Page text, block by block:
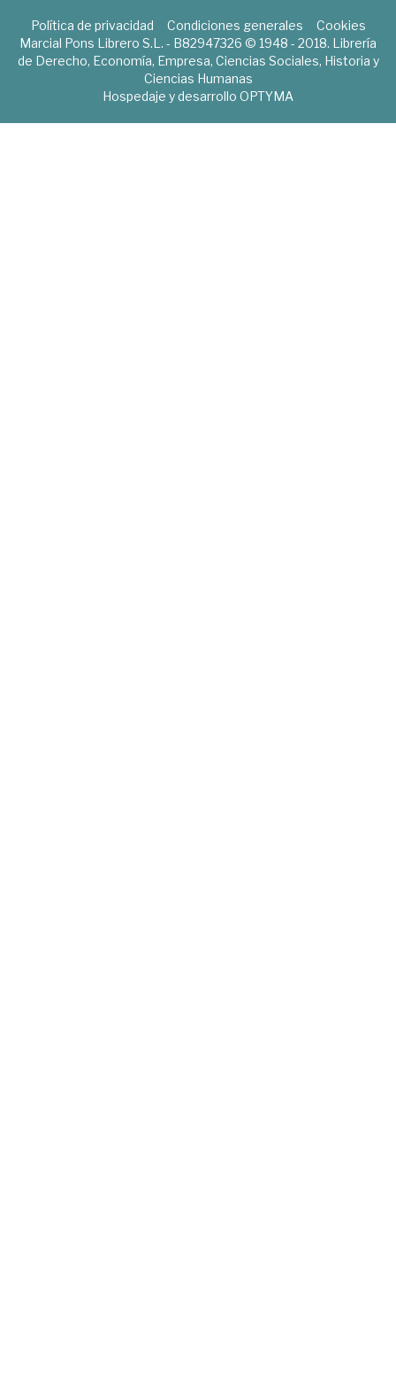
Política de privacidad Condiciones generales
Cookies
Marcial Pons Librero S.L. - B82947326 © 1948 - 2018. Librería
de Derecho, Economía, Empresa, Ciencias Sociales, Historia y
Ciencias Humanas
Hospedaje y desarrollo OPTYMA